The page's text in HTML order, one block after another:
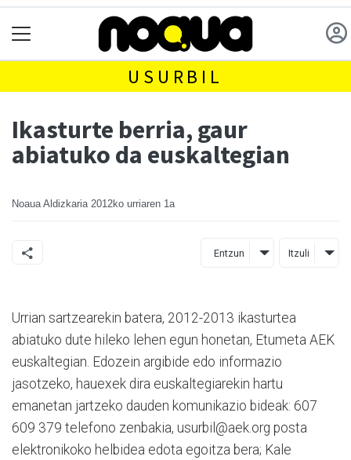
USURBIL
Ikasturte berria, gaur
abiatuko da euskaltegian
Noaua Aldizkaria 2012ko urriaren 1a
Entzun Itzuli
Urrian sartzearekin batera, 2012-2013 ikasturtea
abiatuko dute hileko lehen egun honetan, Etumeta AEK
euskaltegian. Edozein argibide edo informazio
jasotzeko, hauexek dira euskaltegiarekin hartu
emanetan jartzeko dauden komunikazio bideak: 607
609 379 telefono zenbakia, usurbil@aek.org posta
elektronikoko helbidea edota egoitza bera; Kale